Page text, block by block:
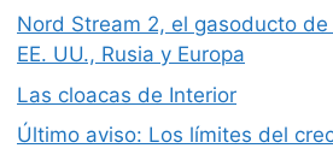
Nord Stream 2, el gasoducto
EE. UU., Rusia y Europa
Las cloacas de Interior
Último aviso: Los límites del